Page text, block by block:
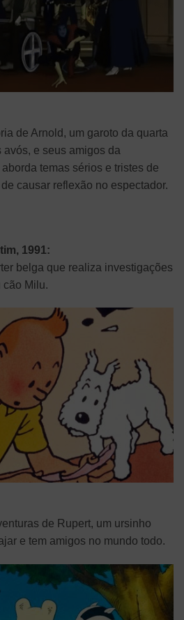
de Arnold, um garoto da quarta
e seus amigos da
temas sérios e tristes de
causar reflexão no espectador.
1991:
belga que realiza investigações
cão Milu.
de Rupert, um ursinho
e tem amigos no mundo todo.